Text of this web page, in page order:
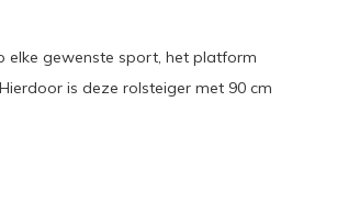
elke gewenste sport, het platform
is deze rolsteiger met 90 cm